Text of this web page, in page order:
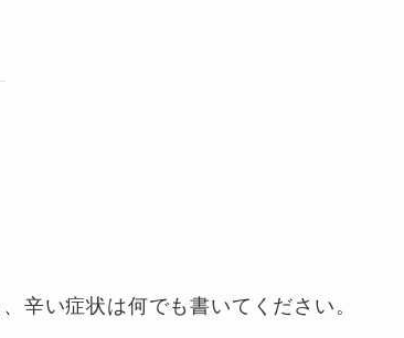
辛い症状は何でも書いてください。